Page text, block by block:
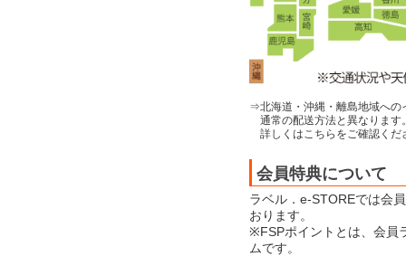
⇒北海道・沖縄・離島地域への
通常の配送方法と異なります
詳しくはこちらをご確認くだ
会員特典について
ラベル．e-STOREでは会
おります。
※FSPポイントとは、会員
ムです。